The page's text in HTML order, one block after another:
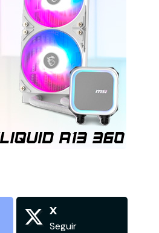
X
Seguir